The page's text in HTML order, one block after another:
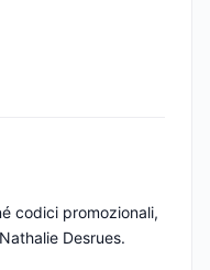
codici promozionali,
Desrues.